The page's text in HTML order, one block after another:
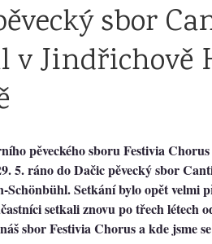
sbor
v Jindřichově
pěveckého sboru Festivia Chorus
5. ráno do Dačic pěvecký sbor
Schönbühl. Setkání bylo opět velmi
setkali znovu po třech létech
sbor Festivia Chorus a kde jsme